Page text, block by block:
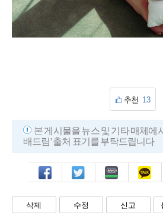
추천 13
본 게시물을 뉴스 및 기타 매체에
배드림' 출처 표기를 부탁드립니다
페북 트윗 밴드 카톡
삭제 수정 신고